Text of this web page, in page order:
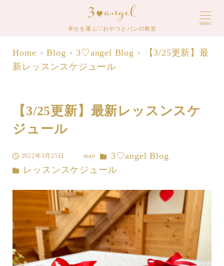
幸せを運ぶ♡おやつとパンの教室
MENU
Home Blog 3♡angel Blog
【3/25更新】最
新レッスンスケジュール
【3/25更新】最新レッスンスケ
ジュール
投稿日
2022年3月25日
者
mari カテゴリー
3♡angel Blog
カテゴリー
レッスンスケジュール